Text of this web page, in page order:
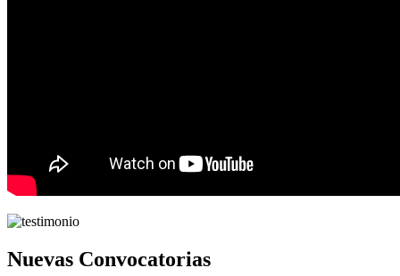
Nuevas Convocatorias